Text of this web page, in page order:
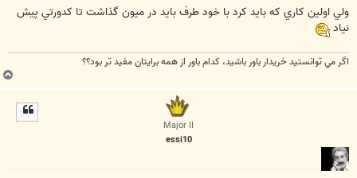
ولي اولين كاري كه بايد كرد با خود طرف بايد در ميون گذاشت تا كدورتي پيش
نياد
اگر مي توانستيد خريدار باور باشيد، كدام باور از همه برايتان مفيد تر بود؟؟
ب
ا
Major II
essi10